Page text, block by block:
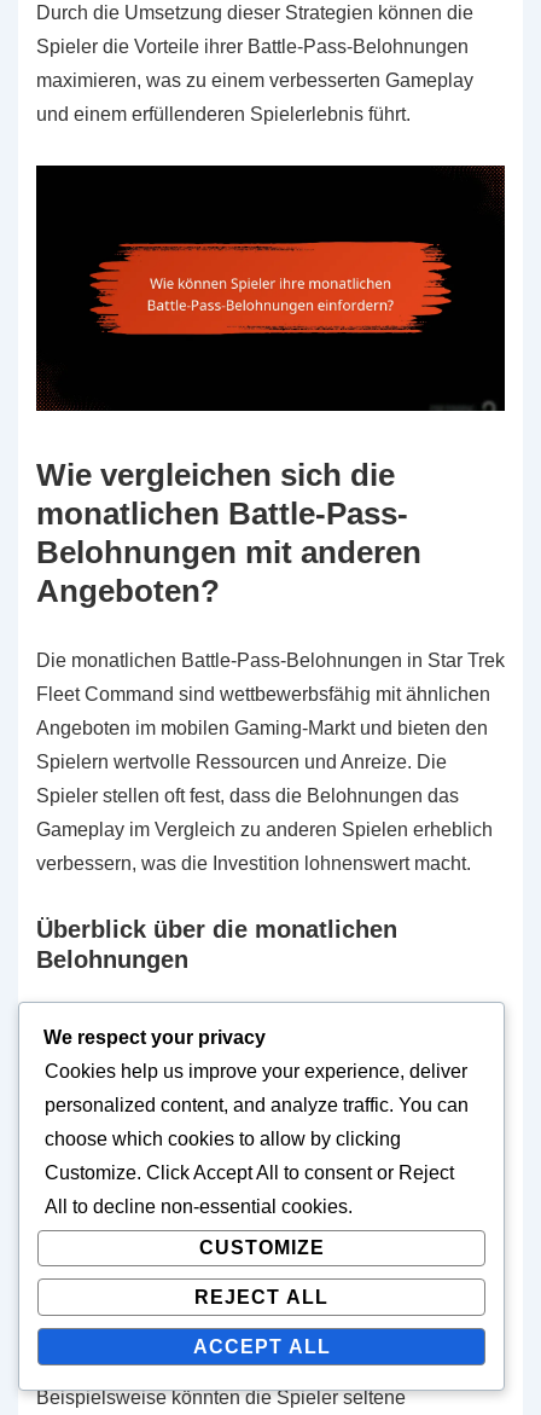
Durch die Umsetzung dieser Strategien können die
Spieler die Vorteile ihrer Battle-Pass-Belohnungen
maximieren, was zu einem verbesserten Gameplay
und einem erfüllenderen Spielerlebnis führt.
Wie vergleichen sich die
monatlichen Battle-Pass-
Belohnungen mit anderen
Angeboten?
Die monatlichen Battle-Pass-Belohnungen in Star Trek
Fleet Command sind wettbewerbsfähig mit ähnlichen
Angeboten im mobilen Gaming-Markt und bieten den
Spielern wertvolle Ressourcen und Anreize. Die
Spieler stellen oft fest, dass die Belohnungen das
Gameplay im Vergleich zu anderen Spielen erheblich
verbessern, was die Investition lohnenswert macht.
Überblick über die monatlichen
Belohnungen
Der monatliche Battle Pass in Star Trek Fleet
Command umfasst typischerweise eine Mischung aus
Ressourcen, Schiffsplänen und exklusiven
Gegenständen, die das Gameplay verbessern. Die
Spieler können mit Belohnungen rechnen, die sowohl
neuen als auch erfahrenen Nutzern zugutekommen,
sodass jeder vom Pass profitiert. Die Struktur
beinhaltet normalerweise ein gestaffeltes System, bei
dem die Spieler Belohnungen freischalten, während
sie Herausforderungen meistern.
Beispielsweise könnten die Spieler seltene
We respect your privacy
Cookies help us improve your experience, deliver
personalized content, and analyze traffic. You can
choose which cookies to allow by clicking
Customize. ClickAccept All to consent or Reject
All
to decline non-essential cookies.
CUSTOMIZE
REJECT ALL
ACCEPT ALL